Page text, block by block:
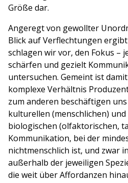
Größe dar.
Angeregt von gewollter
Blick auf Verflechtungen ergibt
schlagen wir vor, den Fokus –
schärfen und gezielt
untersuchen. Gemeint ist
komplexe Verhältnis
zum anderen beschäftigen
kulturellen (menschlichen)
biologischen (olfaktorischen,
Kommunikation, bei der
nichtmenschlich ist, und zwar
außerhalb der jeweiligen
die weit über Affordanzen